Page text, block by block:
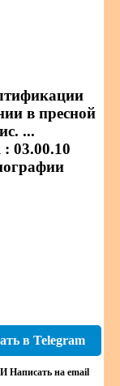
в пресной
...
03.00.10
в Telegram
Написать на email